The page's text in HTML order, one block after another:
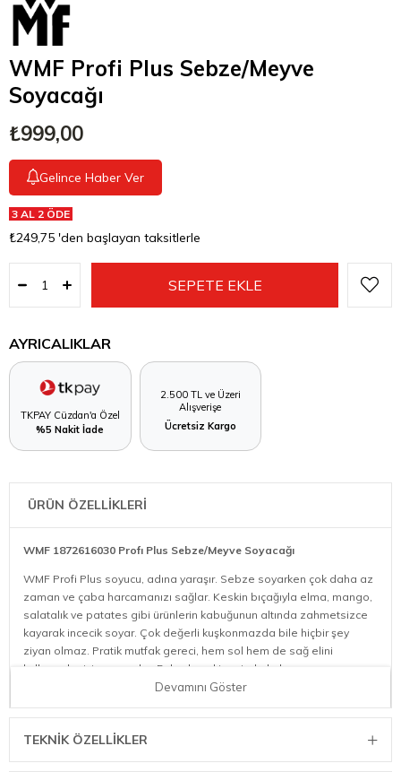
WMF Profi Plus Sebze/Meyve
Soyacağı
₺999,00
Gelince Haber Ver
3 AL 2 ÖDE
₺249,75 'den başlayan taksitlerle
AYRICALIKLAR
TKPAY Cüzdan'a Özel
%5 Nakit İade
2.500 TL ve Üzeri
Alışverişe
Ücretsiz Kargo
ÜRÜN ÖZELLİKLERİ
WMF 1872616030 Profı Plus Sebze/Meyve Soyacağı
WMF Profi Plus soyucu, adına yaraşır. Sebze soyarken çok daha az
zaman ve çaba harcamanızı sağlar. Keskin bıçağıyla elma, mango,
salatalık ve patates gibi ürünlerin kabuğunun altında zahmetsizce
kayarak incecik soyar. Çok değerli kuşkonmazda bile hiçbir şey
ziyan olmaz. Pratik mutfak gereci, hem sol hem de sağ elini
kullananlar için uygundur. Bulaşık makinesinde kolayca
temizlenebilir ve pratik halkasıyla kancalara asılarak yerden
Materyal: Cromargan® 18/10 Paslanmaz Çelik
Devamını Göster
TEKNIK ÖZELLIKLER